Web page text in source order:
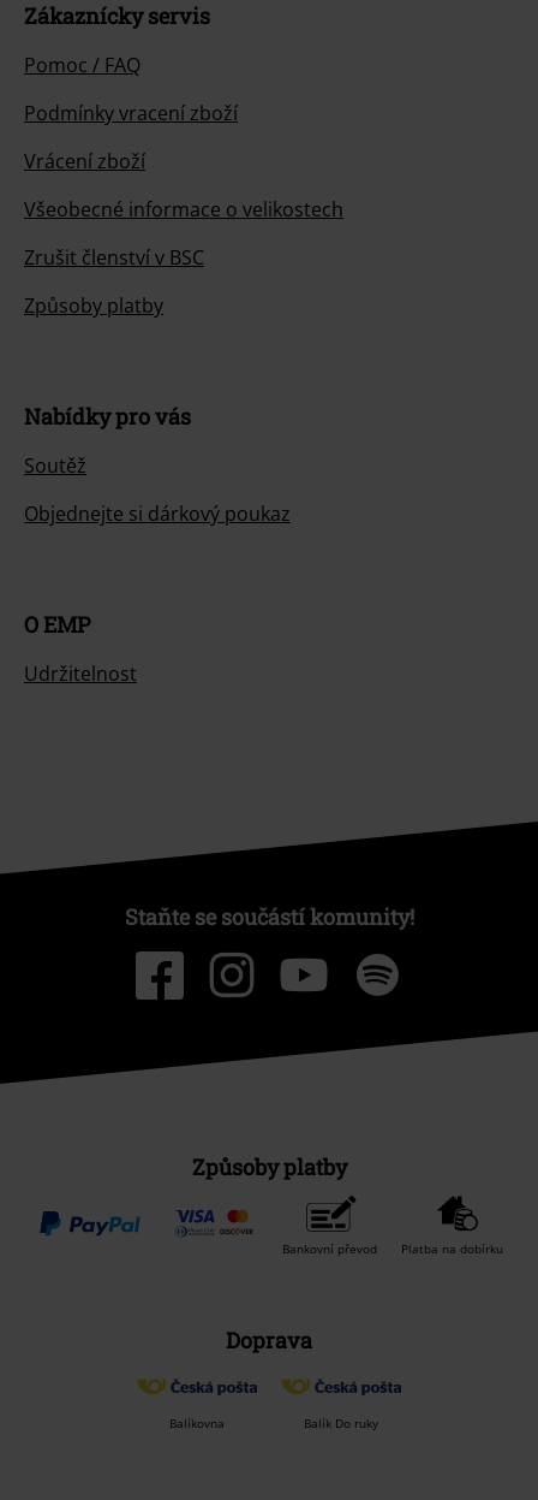
Zákaznícky servis
Pomoc / FAQ
Podmínky vracení zboží
Vrácení zboží
Všeobecné informace o velikostech
Zrušit členství v BSC
Způsoby platby
Nabídky pro vás
Soutěž
Objednejte si dárkový poukaz
O EMP
Udržitelnost
Staňte se součástí komunity!
Způsoby platby
Bankovní převod Platba na dobírku
Doprava
Balíkovna Balík Do ruky